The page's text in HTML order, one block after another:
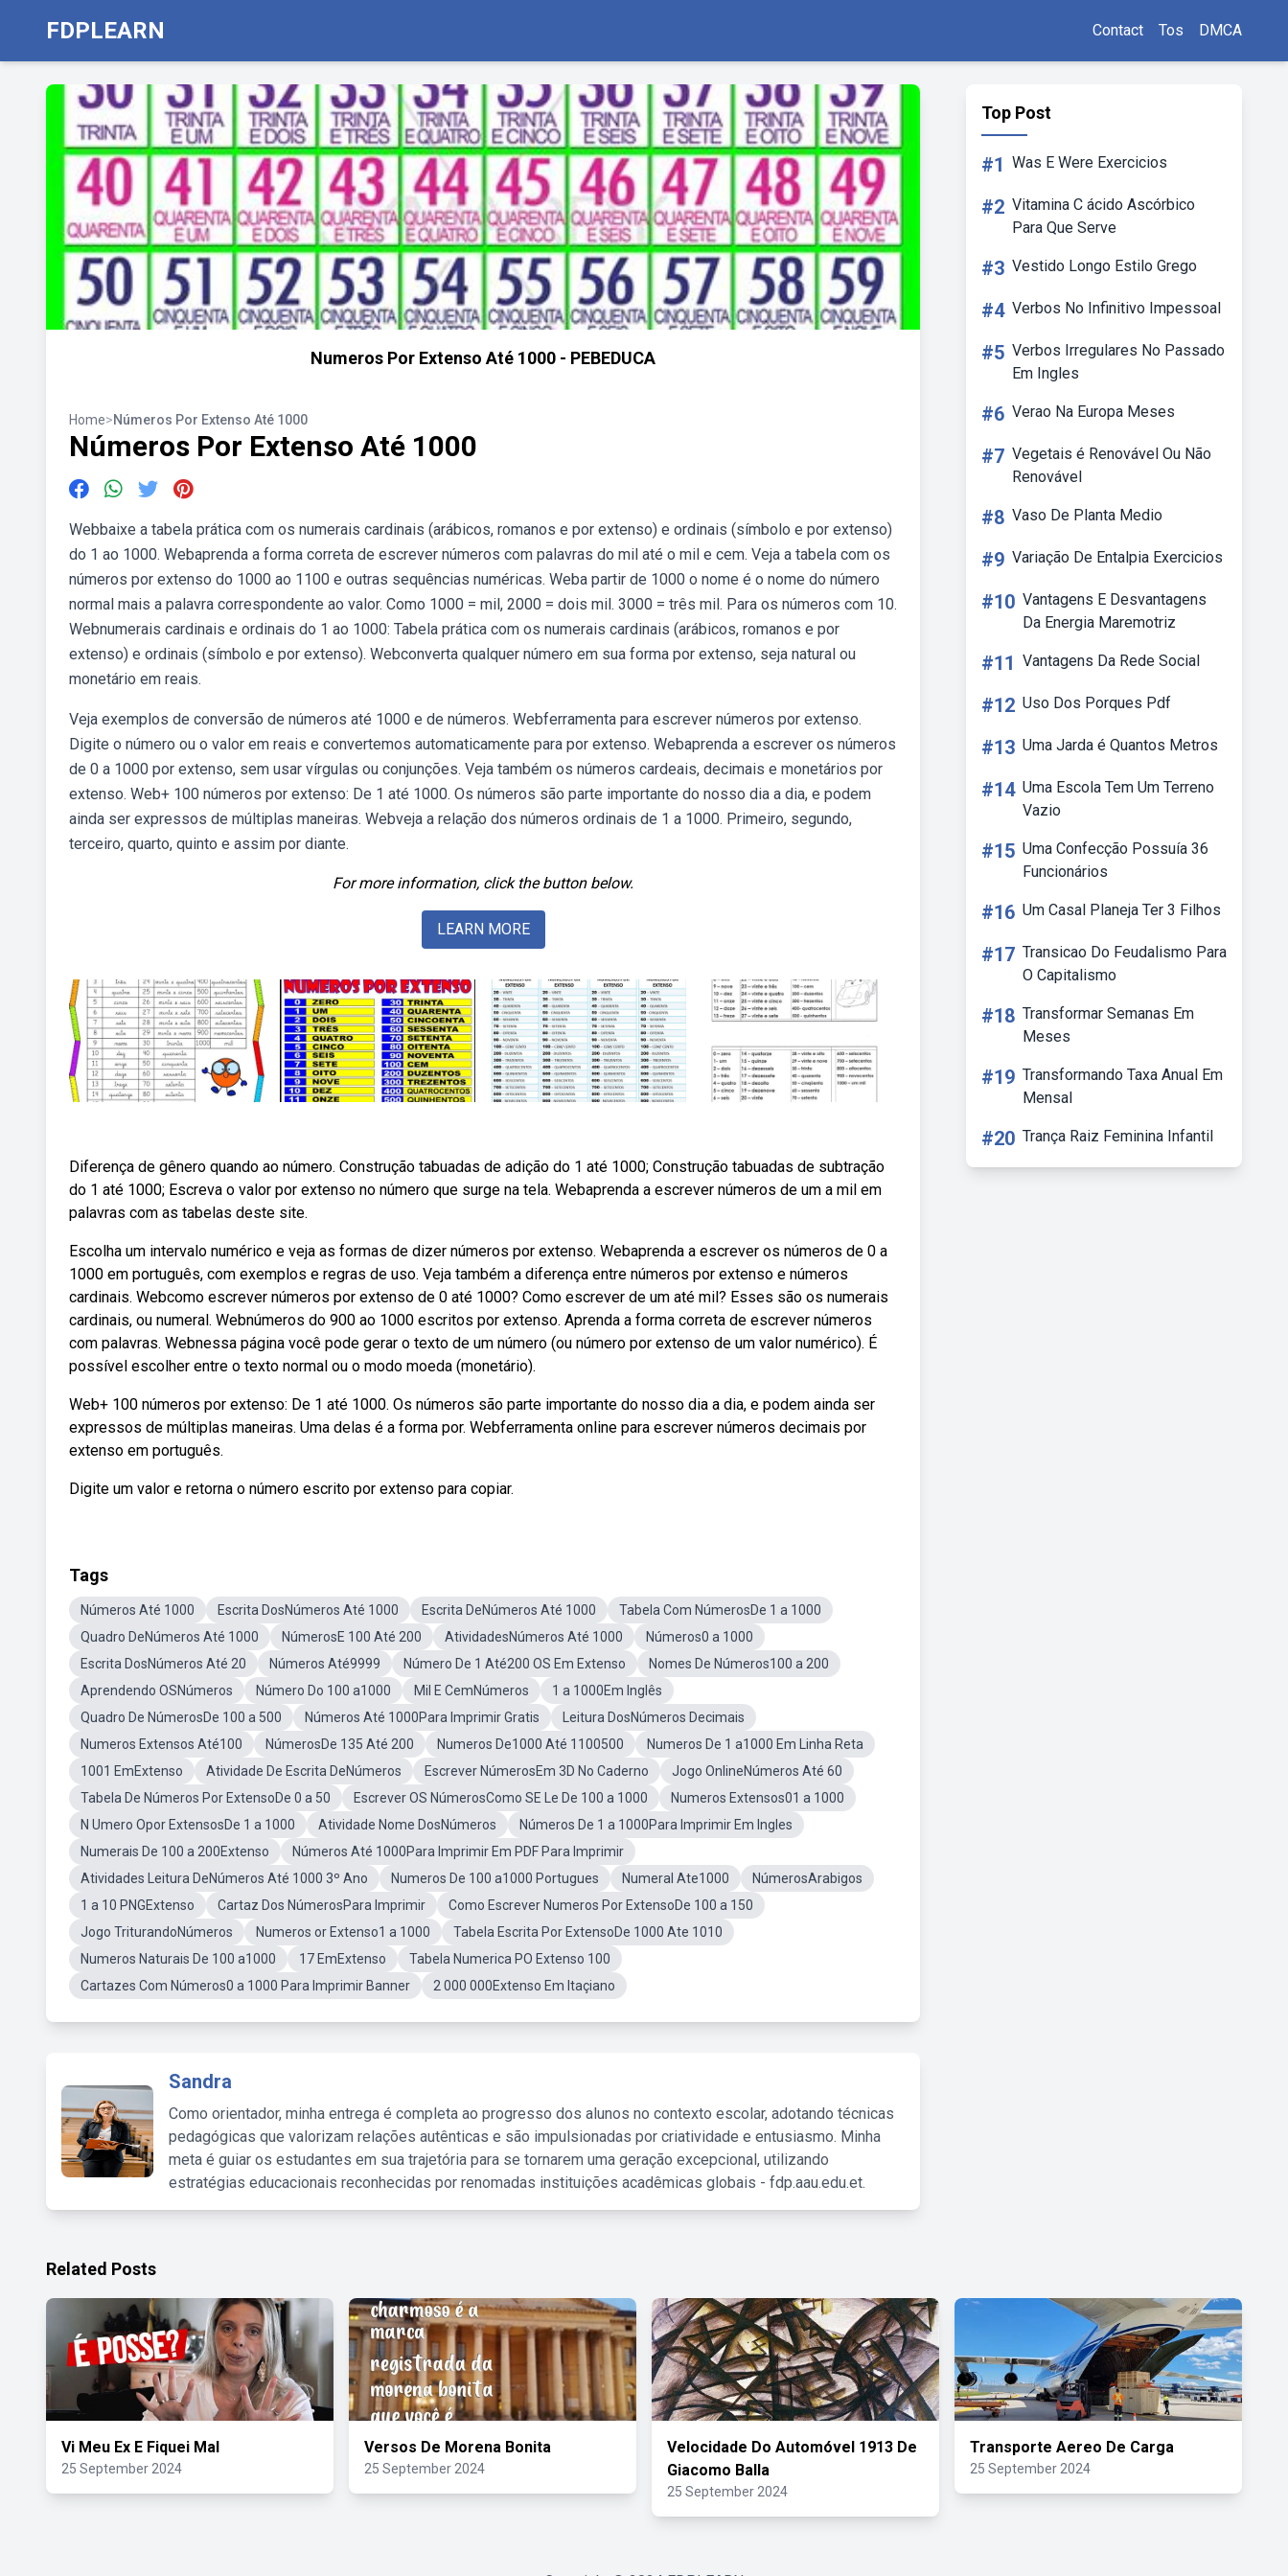
FDPLEARN Contact Tos DMCA
Numeros Por Extenso Até 1000 - PEBEDUCA
Home>Números Por Extenso Até 1000
Números Por Extenso Até 1000
Webbaixe a tabela prática com os numerais cardinais (arábicos, romanos e por extenso) e ordinais (símbolo e por extenso)
do 1 ao 1000. Webaprenda a forma correta de escrever números com palavras do mil até o mil e cem. Veja a tabela com os
números por extenso do 1000 ao 1100 e outras sequências numéricas. Weba partir de 1000 o nome é o nome do número
normal mais a palavra correspondente ao valor. Como 1000 = mil, 2000 = dois mil. 3000 = três mil. Para os números com 10.
Webnumerais cardinais e ordinais do 1 ao 1000: Tabela prática com os numerais cardinais (arábicos, romanos e por
extenso) e ordinais (símbolo e por extenso). Webconverta qualquer número em sua forma por extenso, seja natural ou
monetário em reais.
Veja exemplos de conversão de números até 1000 e de números. Webferramenta para escrever números por extenso.
Digite o número ou o valor em reais e convertemos automaticamente para por extenso. Webaprenda a escrever os números
de 0 a 1000 por extenso, sem usar vírgulas ou conjunções. Veja também os números cardeais, decimais e monetários por
extenso. Web+ 100 números por extenso: De 1 até 1000. Os números são parte importante do nosso dia a dia, e podem
ainda ser expressos de múltiplas maneiras. Webveja a relação dos números ordinais de 1 a 1000. Primeiro, segundo,
terceiro, quarto, quinto e assim por diante.
For more information, click the button below.
LEARN MORE
Diferença de gênero quando ao número. Construção tabuadas de adição do 1 até 1000; Construção tabuadas de subtração
do 1 até 1000; Escreva o valor por extenso no número que surge na tela. Webaprenda a escrever números de um a mil em
palavras com as tabelas deste site.
Escolha um intervalo numérico e veja as formas de dizer números por extenso. Webaprenda a escrever os números de 0 a
1000 em português, com exemplos e regras de uso. Veja também a diferença entre números por extenso e números
cardinais. Webcomo escrever números por extenso de 0 até 1000? Como escrever de um até mil? Esses são os numerais
cardinais, ou numeral. Webnúmeros do 900 ao 1000 escritos por extenso. Aprenda a forma correta de escrever números
com palavras. Webnessa página você pode gerar o texto de um número (ou número por extenso de um valor numérico). É
possível escolher entre o texto normal ou o modo moeda (monetário).
Web+ 100 números por extenso: De 1 até 1000. Os números são parte importante do nosso dia a dia, e podem ainda ser
expressos de múltiplas maneiras. Uma delas é a forma por. Webferramenta online para escrever números decimais por
extenso em português.
Digite um valor e retorna o número escrito por extenso para copiar.
Tags
Números Até 1000 Escrita DosNúmeros Até 1000 Escrita DeNúmeros Até 1000
Tabela Com NúmerosDe 1 a 1000
Quadro DeNúmeros Até 1000
NúmerosE 100 Até 200 AtividadesNúmeros Até 1000
Números0 a 1000
Escrita DosNúmeros Até 20
Números Até9999 Número De 1 Até200 OS Em Extenso
Nomes De Números100 a 200
Aprendendo OSNúmeros
Número Do 100 a1000 Mil E CemNúmeros
1 a 1000Em Inglês
Quadro De NúmerosDe 100 a 500
Números Até 1000Para Imprimir Gratis
Leitura DosNúmeros Decimais
Numeros Extensos Até100
NúmerosDe 135 Até 200 Numeros De1000 Até 1100500
Numeros De 1 a1000 Em Linha Reta
1001 EmExtenso
Atividade De Escrita DeNúmeros Escrever NúmerosEm 3D No Caderno
Jogo OnlineNúmeros Até 60
Tabela De Números Por ExtensoDe 0 a 50
Escrever OS NúmerosComo SE Le De 100 a 1000
Numeros Extensos01 a 1000
N Umero Opor ExtensosDe 1 a 1000
Atividade Nome DosNúmeros
Números De 1 a 1000Para Imprimir Em Ingles
Numerais De 100 a 200Extenso
Números Até 1000Para Imprimir Em PDF Para Imprimir
Atividades Leitura DeNúmeros Até 1000 3º Ano
Numeros De 100 a1000 Portugues Numeral Ate1000
NúmerosArabigos
1 a 10 PNGExtenso
Cartaz Dos NúmerosPara Imprimir
Como Escrever Numeros Por ExtensoDe 100 a 150
Jogo TriturandoNúmeros
Numeros or Extenso1 a 1000
Tabela Escrita Por ExtensoDe 1000 Ate 1010
Numeros Naturais De 100 a1000
17 EmExtenso
Tabela Numerica PO Extenso 100
Cartazes Com Números0 a 1000 Para Imprimir Banner
2 000 000Extenso Em Itaçiano
Sandra
Como orientador, minha entrega é completa ao progresso dos alunos no contexto escolar, adotando técnicas
pedagógicas que valorizam relações autênticas e são impulsionadas por criatividade e entusiasmo. Minha
meta é guiar os estudantes em sua trajetória para se tornarem uma geração excepcional, utilizando
estratégias educacionais reconhecidas por renomadas instituições acadêmicas globais - fdp.aau.edu.et.
Top Post
#1 Was E Were Exercicios
#2 Vitamina C ácido Ascórbico
Para Que Serve
#3 Vestido Longo Estilo Grego
#4 Verbos No Infinitivo Impessoal
#5 Verbos Irregulares No Passado
Em Ingles
#6 Verao Na Europa Meses
#7 Vegetais é Renovável Ou Não
Renovável
#8 Vaso De Planta Medio
#9 Variação De Entalpia Exercicios
#10 Vantagens E Desvantagens
Da Energia Maremotriz
#11 Vantagens Da Rede Social
#12 Uso Dos Porques Pdf
#13 Uma Jarda é Quantos Metros
#14 Uma Escola Tem Um Terreno
Vazio
#15 Uma Confecção Possuía 36
Funcionários
#16 Um Casal Planeja Ter 3 Filhos
#17 Transicao Do Feudalismo Para
O Capitalismo
#18 Transformar Semanas Em
Meses
#19 Transformando Taxa Anual Em
Mensal
#20 Trança Raiz Feminina Infantil
Related Posts
Vi Meu Ex E Fiquei Mal
25 September 2024
Versos De Morena Bonita
25 September 2024
Velocidade Do Automóvel 1913 De
Giacomo Balla
25 September 2024
Transporte Aereo De Carga
25 September 2024